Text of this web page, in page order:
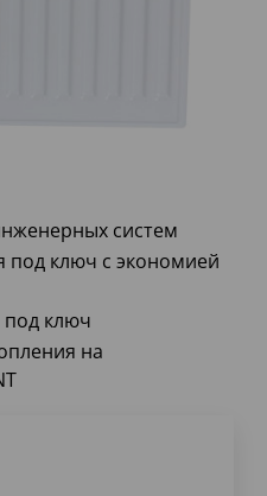
систем
ключ с экономией
ключ
на